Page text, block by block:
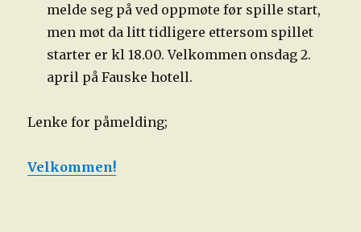
melde seg på ved oppmøte før spille start,
men møt da litt tidligere ettersom spillet
starter er kl 18.00. Velkommen onsdag 2.
april på Fauske hotell.
Lenke for påmelding;
Velkommen!